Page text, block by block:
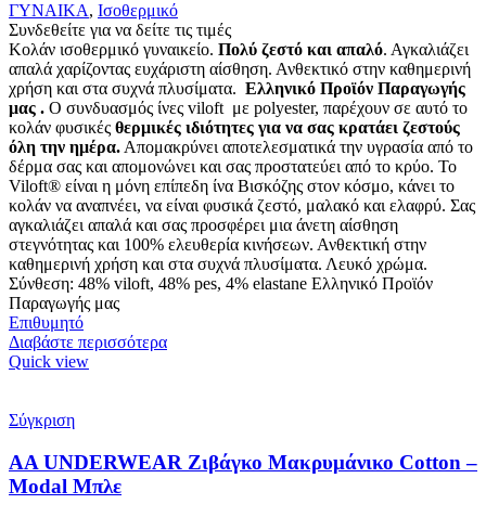
ΓΥΝΑΙΚΑ, Ισοθερμικό
Συνδεθείτε για να δείτε τις τιμές
Κολάν ισοθερμικό γυναικείο. Πολύ ζεστό και απαλό. Αγκαλιάζει
απαλά χαρίζοντας ευχάριστη αίσθηση. Ανθεκτικό στην καθημερινή
χρήση και στα συχνά πλυσίματα. Ελληνικό Προϊόν Παραγωγής
μας . Ο συνδυασμός ίνες viloft με polyester, παρέχουν σε αυτό το
κολάν φυσικές θερμικές ιδιότητες για να σας κρατάει ζεστούς
όλη την ημέρα. Απομακρύνει αποτελεσματικά την υγρασία από το
δέρμα σας και απομονώνει και σας προστατεύει από το κρύο. Το
Viloft® είναι η μόνη επίπεδη ίνα Βισκόζης στον κόσμο, κάνει το
κολάν να αναπνέει, να είναι φυσικά ζεστό, μαλακό και ελαφρύ. Σας
αγκαλιάζει απαλά και σας προσφέρει μια άνετη αίσθηση
στεγνότητας και 100% ελευθερία κινήσεων. Ανθεκτική στην
καθημερινή χρήση και στα συχνά πλυσίματα. Λευκό χρώμα.
Σύνθεση: 48% viloft, 48% pes, 4% elastane Ελληνικό Προϊόν
Παραγωγής μας
Επιθυμητό
Διαβάστε περισσότερα
Quick view
Σύγκριση
AA UNDERWEAR Ζιβάγκο Μακρυμάνικο Cotton –
Modal Μπλε